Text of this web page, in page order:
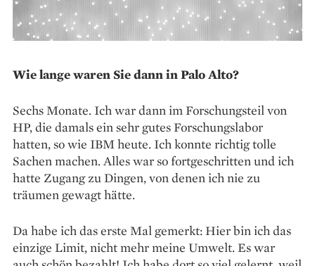
Wie lange waren Sie dann in Palo Alto?
Sechs Monate. Ich war dann im Forschungsteil von
HP, die damals ein sehr gutes Forschungslabor
hatten, so wie IBM heute. Ich konnte richtig tolle
Sachen machen. Alles war so fortgeschritten und ich
hatte Zugang zu Dingen, von denen ich nie zu
träumen gewagt hätte.
Da habe ich das erste Mal gemerkt: Hier bin ich das
einzige Limit, nicht mehr meine Umwelt. Es war